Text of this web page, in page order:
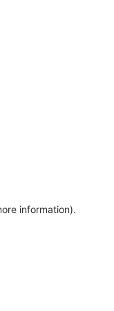
information).